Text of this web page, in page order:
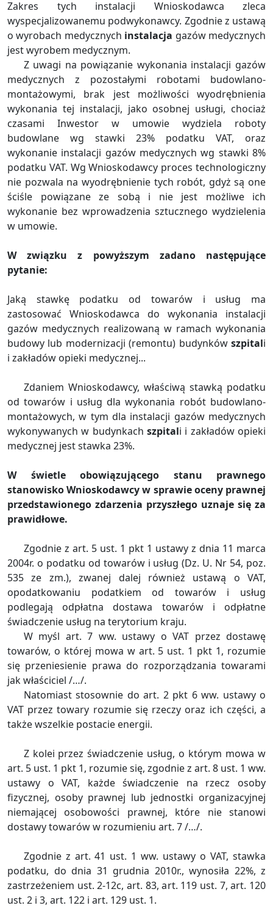
Zakres tych instalacji Wnioskodawca zleca
wyspecjalizowanemu podwykonawcy. Zgodnie z ustawą
o wyrobach medycznych instalacja gazów medycznych
jest wyrobem medycznym.
Z uwagi na powiązanie wykonania instalacji gazów
medycznych z pozostałymi robotami budowlano-
montażowymi, brak jest możliwości wyodrębnienia
wykonania tej instalacji, jako osobnej usługi, chociaż
czasami Inwestor w umowie wydziela roboty
budowlane wg stawki 23% podatku VAT, oraz
wykonanie instalacji gazów medycznych wg stawki 8%
podatku VAT. Wg Wnioskodawcy proces technologiczny
nie pozwala na wyodrębnienie tych robót, gdyż są one
ściśle powiązane ze sobą i nie jest możliwe ich
wykonanie bez wprowadzenia sztucznego wydzielenia
w umowie.
W związku z powyższym zadano następujące
pytanie:
Jaką stawkę podatku od towarów i usług ma
zastosować Wnioskodawca do wykonania instalacji
gazów medycznych realizowaną w ramach wykonania
budowy lub modernizacji (remontu) budynków szpitali
i zakładów opieki medycznej...
Zdaniem Wnioskodawcy, właściwą stawką podatku
od towarów i usług dla wykonania robót budowlano-
montażowych, w tym dla instalacji gazów medycznych
wykonywanych w budynkach szpitali i zakładów opieki
medycznej jest stawka 23%.
W świetle obowiązującego stanu prawnego
stanowisko Wnioskodawcy w sprawie oceny prawnej
przedstawionego zdarzenia przyszłego uznaje się za
prawidłowe.
Zgodnie z art. 5 ust. 1 pkt 1 ustawy z dnia 11 marca
2004r. o podatku od towarów i usług (Dz. U. Nr 54, poz.
535 ze zm.), zwanej dalej również ustawą o VAT,
opodatkowaniu podatkiem od towarów i usług
podlegają odpłatna dostawa towarów i odpłatne
świadczenie usług na terytorium kraju.
W myśl art. 7 ww. ustawy o VAT przez dostawę
towarów, o której mowa w art. 5 ust. 1 pkt 1, rozumie
się przeniesienie prawa do rozporządzania towarami
jak właściciel /…/.
Natomiast stosownie do art. 2 pkt 6 ww. ustawy o
VAT przez towary rozumie się rzeczy oraz ich części, a
także wszelkie postacie energii.
Z kolei przez świadczenie usług, o którym mowa w
art. 5 ust. 1 pkt 1, rozumie się, zgodnie z art. 8 ust. 1 ww.
ustawy o VAT, każde świadczenie na rzecz osoby
fizycznej, osoby prawnej lub jednostki organizacyjnej
niemającej osobowości prawnej, które nie stanowi
dostawy towarów w rozumieniu art. 7 /…/.
Zgodnie z art. 41 ust. 1 ww. ustawy o VAT, stawka
podatku, do dnia 31 grudnia 2010r., wynosiła 22%, z
zastrzeżeniem ust. 2-12c, art. 83, art. 119 ust. 7, art. 120
ust. 2 i 3, art. 122 i art. 129 ust. 1.